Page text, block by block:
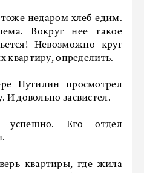
недаром хлеб едим.
Вокруг нее такое
Невозможно круг
определить.
Путилин просмотрел
довольно засвистел.
успешно. Его отдел
квартиры, где жила